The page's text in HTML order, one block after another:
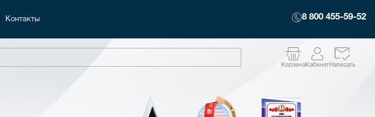
Контакты 8 800 455-59-52
КорзинаКабинетНаписать